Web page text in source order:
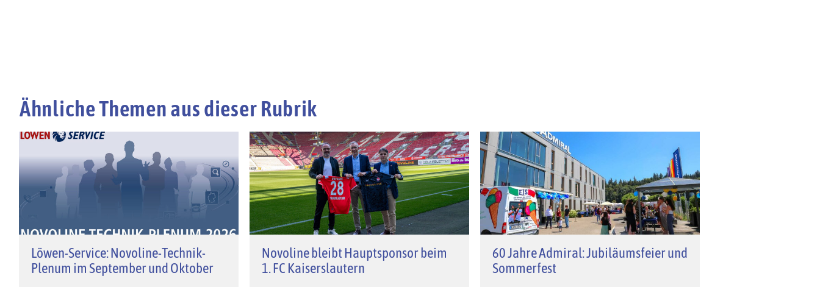
Ähnliche Themen aus dieser Rubrik
Löwen-Service: Novoline-Technik-
Plenum im September und Oktober
Novoline bleibt Hauptsponsor beim
1. FC Kaiserslautern
60 Jahre Admiral: Jubiläumsfeier und
Sommerfest